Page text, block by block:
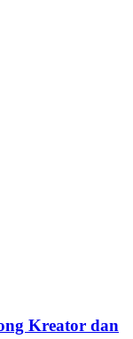
Kreator dan